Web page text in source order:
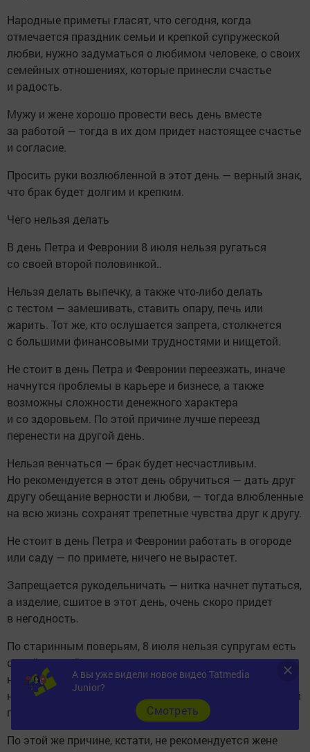
Народные приметы гласят, что сегодня, когда
отмечается праздник семьи и крепкой супружеской
любви, нужно задуматься о любимом человеке, о своих
семейных отношениях, которые принесли счастье
и радость.
Мужу и жене хорошо провести весь день вместе
за работой — тогда в их дом придет настоящее счастье
и согласие.
Просить руки возлюбленной в этот день — верный знак,
что брак будет долгим и крепким.
Чего нельзя делать
В день Петра и Февронии 8 июля нельзя ругаться
со своей второй половинкой..
Нельзя делать выпечку, а также что-либо делать
с тестом — замешивать, ставить опару, печь или
жарить. Тот же, кто ослушается запрета, столкнется
с большими финансовыми трудностями и нищетой.
Не стоит в день Петра и Февронии переезжать, иначе
начнутся проблемы в карьере и бизнесе, а также
возможны сложности денежного характера
и со здоровьем. По этой причине лучше переезд
перенести на другой день.
Нельзя венчаться — брак будет несчастливым.
Но рекомендуется в этот день обручиться — дать друг
другу обещание верности и любви, — тогда влюбленные
на всю жизнь сохранят трепетные чувства друг к другу.
Не стоит в день Петра и Февронии работать в огороде
или саду — по примете, ничего не вырастет.
Запрещается рукодельничать — нитка начнет путаться,
а изделие, сшитое в этот день, очень скоро придет
в негодность.
По старинным поверьям, 8 июля нельзя супругам есть
одной ложкой — могут сильно поссориться, притом,
на пустом месте. Поэтому в день Петра и Февронии
надо, чтобы у каждого члена семьи был свой столовый
прибор.
По этой же причине, кстати, не рекомендуется жене
А вы уже видели новое видео Tatmedia
Junior?
Cмотреть